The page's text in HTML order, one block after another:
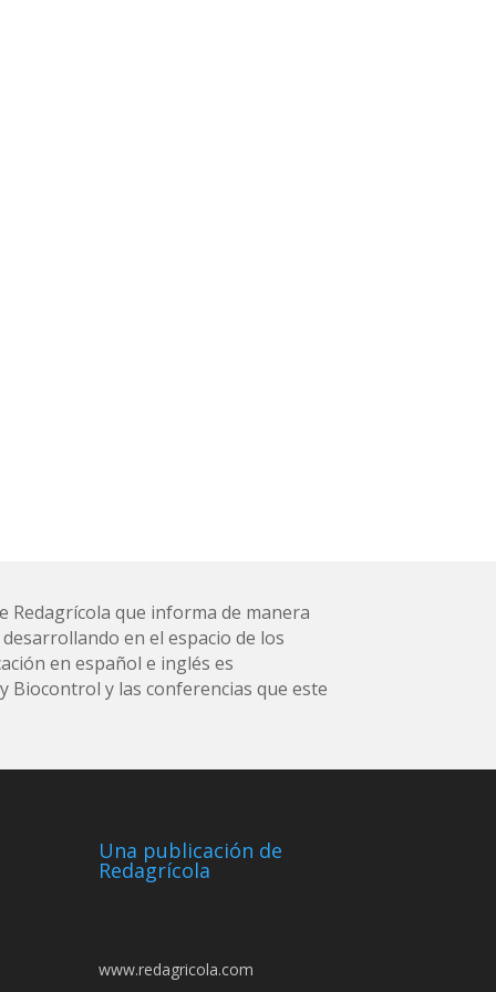
Redagrícola que informa de manera
en el espacio de los
en español e inglés es
Biocontrol y las conferencias que este
Una publicación de
Redagrícola
www.redagricola.com